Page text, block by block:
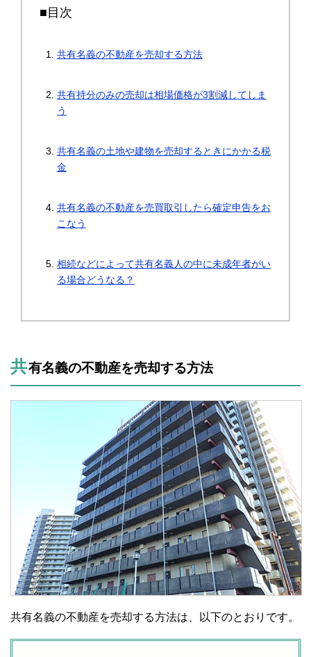
■目次
共有名義の不動産を売却する方法
共有持分のみの売却は相場価格が3割減してしま
う
共有名義の土地や建物を売却するときにかかる税
金
共有名義の不動産を売買取引したら確定申告をお
こなう
相続などによって共有名義人の中に未成年者がい
る場合どうなる？
共有名義の不動産を売却する方法
共有名義の不動産を売却する方法は、以下のとおりです。